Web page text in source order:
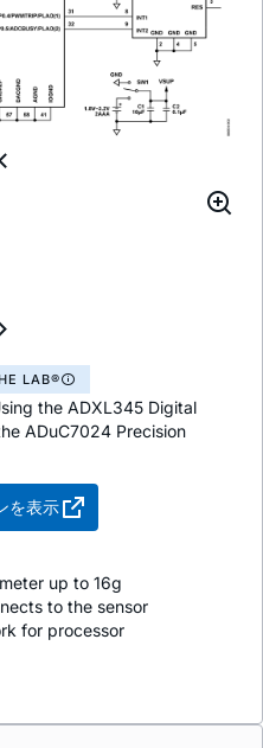
LAB®
the ADXL345 Digital
ADuC7024 Precision
を表示
up to 16g
to the sensor
for processor